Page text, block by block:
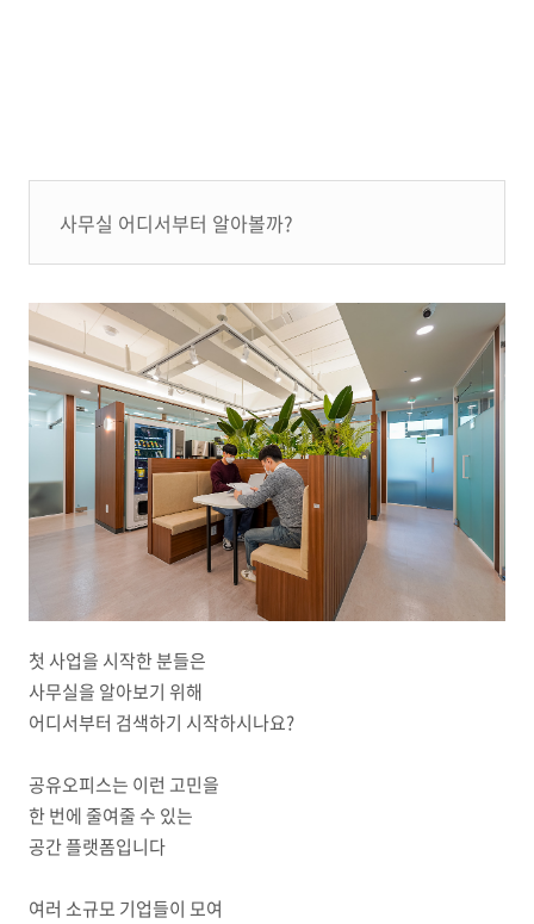
사무실 어디서부터 알아볼까?
첫 사업을 시작한 분들은
사무실을 알아보기 위해
어디서부터 검색하기 시작하시나요?
공유오피스는 이런 고민을
한 번에 줄여줄 수 있는
공간 플랫폼입니다
여러 소규모 기업들이 모여